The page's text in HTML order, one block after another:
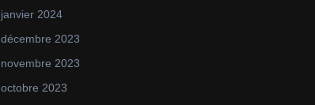
janvier 2024
décembre 2023
novembre 2023
octobre 2023